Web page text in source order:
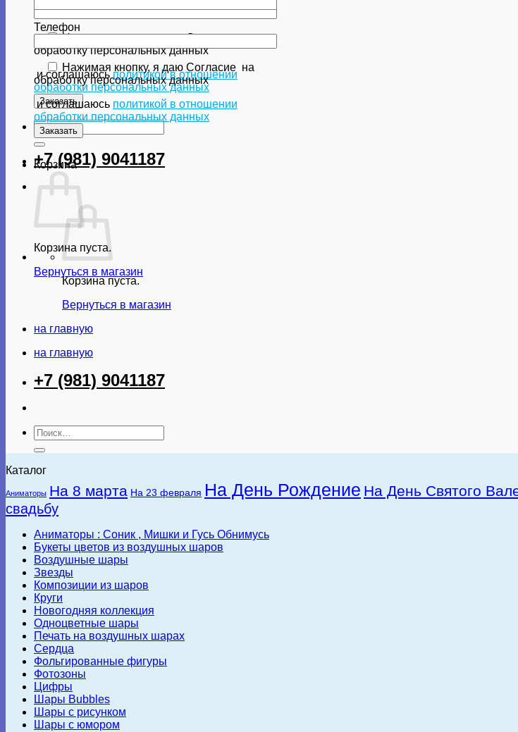
Нажимая кнопку, я даю Согласиена
обработку персональных данных
и соглашаюсьполитикой в отношении
обработки персональных данных
Искать:
Корзина
Корзина пуста.
Вернуться в магазин
Телефон
Нажимая кнопку, я даю Согласие на
обработку персональных данных
и соглашаюсь политикой в отношении
обработки персональных данных
+7 (981) 9041187
Корзина пуста.
Вернуться в магазин
на главную
на главную
+7 (981) 9041187
Искать:
Каталог
Аниматоры На 8 марта На 23 февраля На День Рождение На День Святого
свадьбу
Аниматоры : Соник , Мишки и Гусь Обнимусь
Букеты цветов из воздушных шаров
Воздушные шары
Звезды
Композиции из шаров
Круги
Новогодняя коллекция
Одноцветные шары
Печать на воздушных шарах
Сердца
Фольгированные фигуры
Фотозоны
Цифры
Шары Bubbles
Шары с рисунком
Шары с юмором